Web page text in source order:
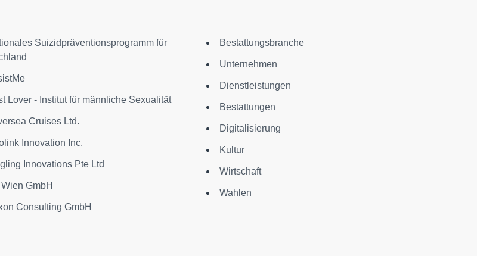
Suizidpräventionsprogramm für
Lover - Institut für männliche Sexualität
Cruises Ltd.
Innovation Inc.
Innovations Pte Ltd
GmbH
Consulting GmbH
Bestattungsbranche
Unternehmen
Dienstleistungen
Bestattungen
Digitalisierung
Kultur
Wirtschaft
Wahlen